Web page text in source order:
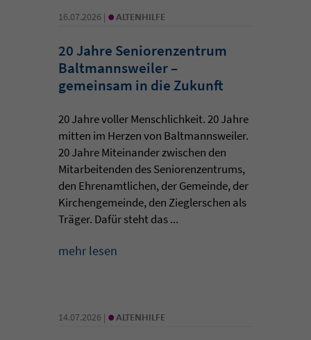
16.07.2026 | • ALTENHILFE
20 Jahre Seniorenzentrum
Baltmannsweiler –
gemeinsam in die Zukunft
20 Jahre voller Menschlichkeit. 20 Jahre
mitten im Herzen von Baltmannsweiler.
20 Jahre Miteinander zwischen den
Mitarbeitenden des Seniorenzentrums,
den Ehrenamtlichen, der Gemeinde, der
Kirchengemeinde, den Zieglerschen als
Träger. Dafür steht das ...
mehr lesen
14.07.2026 | • ALTENHILFE